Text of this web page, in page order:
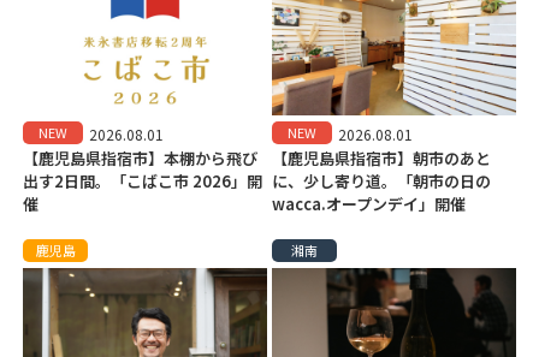
NEW 2026.08.01
【鹿児島県指宿市】本棚から飛び
出す2日間。「こばこ市 2026」開
催
NEW 2026.08.01
【鹿児島県指宿市】朝市のあと
に、少し寄り道。「朝市の日の
wacca.オープンデイ」開催
鹿児島 湘南